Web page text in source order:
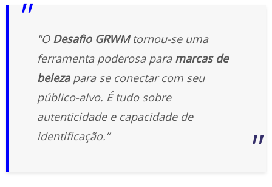
"O Desafio GRWMtornou-se uma
ferramenta poderosa para marcas de
belezapara se conectar com seu
público-alvo. É tudo sobre
autenticidade e capacidade de
identificação.”